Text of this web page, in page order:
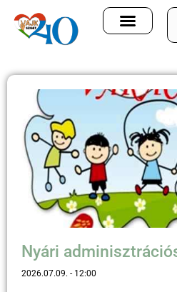
Nyári
2026.07.09. 12:00